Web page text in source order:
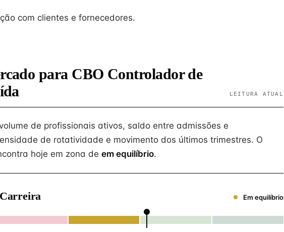
com clientes e fornecedores.
para CBO Controlador de
LEITURA ATUAL
de profissionais ativos, saldo entre admissões e
de rotatividade e movimento dos últimos trimestres. O
hoje em zona de em equilíbrio.
Em equilíbrio